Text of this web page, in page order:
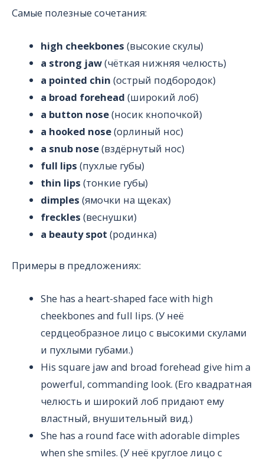
Самые полезные сочетания:
high cheekbones (высокие скулы)
a strong jaw(чёткая нижняя челюсть)
a pointed chin (острый подбородок)
a broad forehead (широкий лоб)
a button nose(носик кнопочкой)
a hooked nose(орлиный нос)
a snub nose(вздёрнутый нос)
full lips (пухлые губы)
thin lips (тонкие губы)
dimples (ямочки на щеках)
freckles (веснушки)
a beauty spot (родинка)
Примеры в предложениях:
She has a heart-shaped face with high
cheekbones and full lips. (У неё
сердцеобразное лицо с высокими скулами
и пухлыми губами.)
His square jaw and broad forehead give him a
powerful, commanding look. (Его квадратная
челюсть и широкий лоб придают ему
властный, внушительный вид.)
She has a round face with adorable dimples
when she smiles. (У неё круглое лицо с